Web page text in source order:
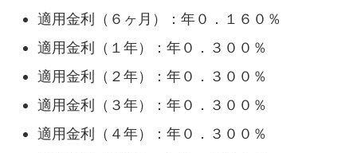
適用金利（６ヶ月）：年０．１６０％
適用金利（１年）：年０．３００％
適用金利（２年）：年０．３００％
適用金利（３年）：年０．３００％
適用金利（４年）：年０．３００％